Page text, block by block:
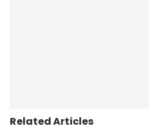
Related Articles